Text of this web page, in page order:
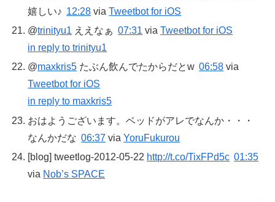
嬉しい♪ 12:28 viaTweetbot for iOS
@trinityu1 ええなぁ 07:31 viaTweetbot for iOS
in reply to trinityu1
@maxkris5 たぶん飲んでたからだとw 06:58 via
Tweetbot for iOS
in reply to maxkris5
おはようございます。ベッドがアレでなんか・・・
なんかだな 06:37 viaYoruFukurou
[blog] tweetlog-2012-05-22 http://t.co/TixFPd5c 01:35
via Nob’s SPACE